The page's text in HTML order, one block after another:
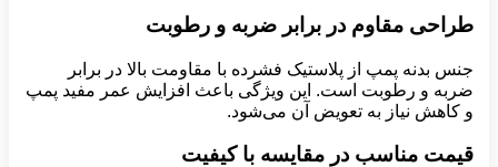
طراحی مقاوم در برابر ضربه و رطوبت
جنس بدنه پمپ از پلاستیک فشرده با مقاومت بالا در برابر
ضربه و رطوبت است. این ویژگی باعث افزایش عمر مفید پمپ
و کاهش نیاز به تعویض آن می‌شود.
قیمت مناسب در مقایسه با کیفیت